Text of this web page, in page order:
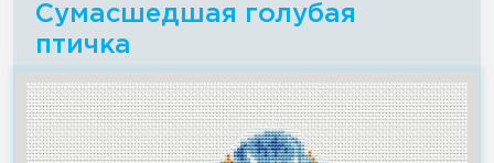
Сумасшедшая голубая
птичка